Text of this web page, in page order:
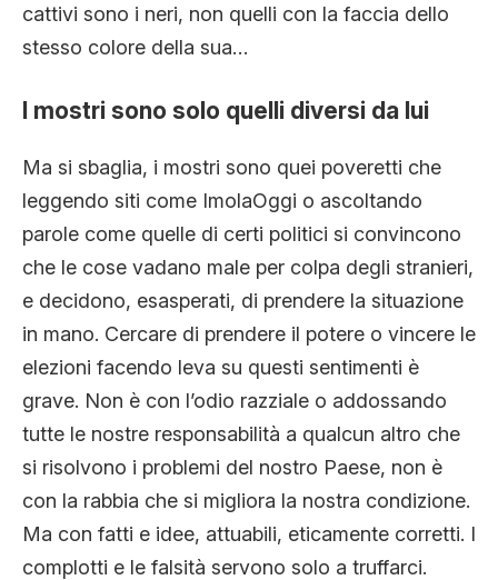
cattivi sono i neri, non quelli con la faccia dello
stesso colore della sua…
I mostri sono solo quelli diversi da lui
Ma si sbaglia, i mostri sono quei poveretti che
leggendo siti come ImolaOggi o ascoltando
parole come quelle di certi politici si convincono
che le cose vadano male per colpa degli stranieri,
e decidono, esasperati, di prendere la situazione
in mano. Cercare di prendere il potere o vincere le
elezioni facendo leva su questi sentimenti è
grave. Non è con l’odio razziale o addossando
tutte le nostre responsabilità a qualcun altro che
si risolvono i problemi del nostro Paese, non è
con la rabbia che si migliora la nostra condizione.
Ma con fatti e idee, attuabili, eticamente corretti. I
complotti e le falsità servono solo a truffarci.